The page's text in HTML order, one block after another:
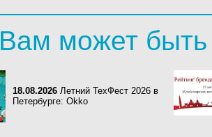
Вам может быть
18.08.2026 Летний ТехФест 2026 в
Петербурге: Okko